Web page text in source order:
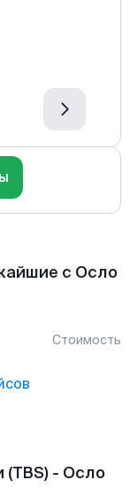
с Осло
Стоимость
- Осло